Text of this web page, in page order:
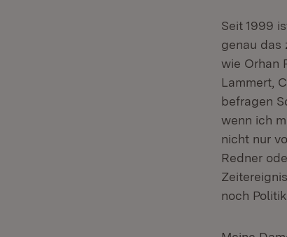
Seit 1999
genau das
wie Orhan
Lammert,
befragen
wenn ich
nicht nur
Redner
noch